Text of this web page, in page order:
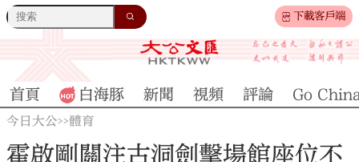
下載客戶端
首頁 白海豚 新聞 視頻 評論 Go
今日大公>>體育
霍啟剛關注古洞劍擊場館座位不